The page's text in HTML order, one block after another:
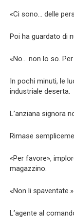
«Ci sono… delle
Poi ha guardato di
«No… non lo so.
In pochi minuti, le
industriale deserta.
L’anziana signora
Rimase
«Per favore»,
magazzino.
«Non li spaventate.»
L’agente al